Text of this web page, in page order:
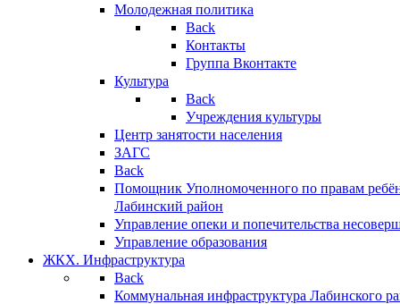
Молодежная политика
Back
Контакты
Группа Вконтакте
Культура
Back
Учреждения культуры
Центр занятости населения
ЗАГС
Back
Помощник Уполномоченного по правам
Лабинский район
Управление опеки и попечительства
Управление образования
ЖКХ. Инфраструктура
Back
Коммунальная инфраструктура Лабинского